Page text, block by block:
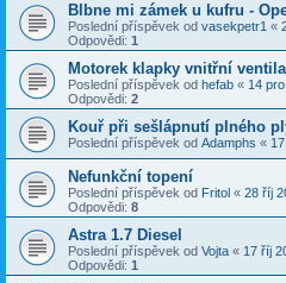
Blbne mi zámek u kufru -
Poslední příspěvek od vasekpetr1 «
Odpovědi: 1
Motorek klapky vnitřní
Poslední příspěvek od hefab « 14
Odpovědi: 2
Kouř při sešlápnutí plného
Poslední příspěvek od Adamphs «
Nefunkční topení
Poslední příspěvek od Fritol « 28 říj
Odpovědi: 8
Astra 1.7 Diesel
Poslední příspěvek od Vojta « 17 říj
Odpovědi: 1